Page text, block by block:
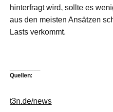
hinterfragt wird, sollte es
aus den meisten Ansätzen
Lasts verkommt.
Quellen:
t3n.de/news